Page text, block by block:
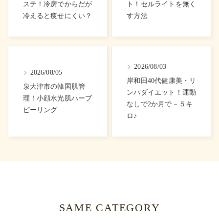
ステ！冷房でからだが
冷えると痩せにくい？
ト！セルライトを無く
す方法
2026/08/05
泉大津市の韓国肌管
理！小顔水光肌ハーブ
ピーリング
2026/08/03
岸和田40代健康美・リ
ンパダイエット！運動
なしで2か月で－５キ
ロ♪
SAME CATEGORY